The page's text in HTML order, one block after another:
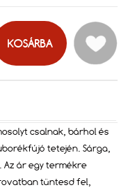
KOSÁRBA
csalnak, bárhol és
tetején. Sárga,
Az ár egy termékre
tüntesd fel,